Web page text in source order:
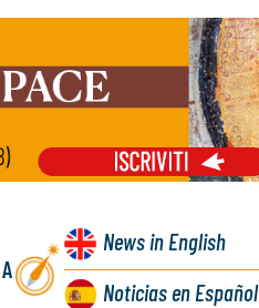
Newsin English
Noticiasen Español